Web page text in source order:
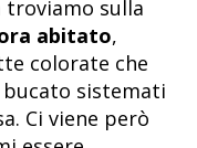
troviamo sulla
abitato,
colorate che
sistemati
Ci viene però